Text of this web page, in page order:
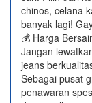
chinos, celana
banyak lagi!
💰 Harga
Jangan
jeans
Sebagai pusat
penawaran